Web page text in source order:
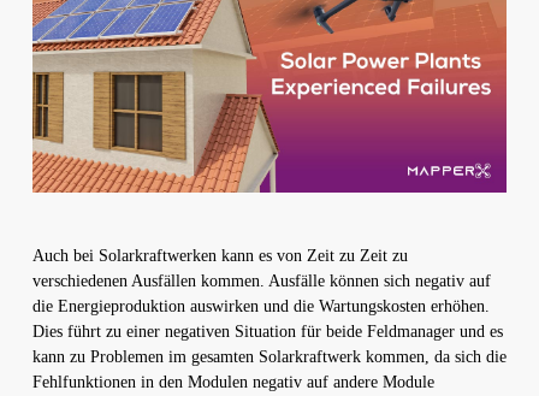
Auch bei Solarkraftwerken kann es von Zeit zu Zeit zu
verschiedenen Ausfällen kommen. Ausfälle können sich negativ auf
die Energieproduktion auswirken und die Wartungskosten erhöhen.
Dies führt zu einer negativen Situation für beide Feldmanager und es
kann zu Problemen im gesamten Solarkraftwerk kommen, da sich die
Fehlfunktionen in den Modulen negativ auf andere Module